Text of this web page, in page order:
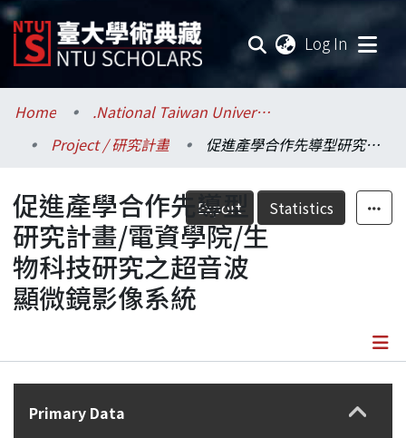
Log In
Communities & Collections
Research Outputs
Fundings & Projects
Researchers
Organizations
Home
.National Taiwan University / 國立臺灣大學
Project / 研究計畫
促進產學合作先導型研究計畫/電資學院/生物科技研究之超音波顯微鏡影像系統
Export Statistics
促進產學合作先導型
研究計畫/電資學院/生
物科技研究之超音波
顯微鏡影像系統
Details
Primary Data